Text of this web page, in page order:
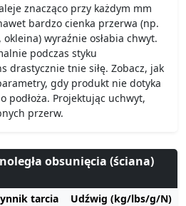
znacząco przy każdym mm
bardzo cienka przerwa (np.
wyraźnie osłabia chwyt.
podczas styku
drastycznie tnie siłę. Zobacz, jak
gdy produkt nie dotyka
podłoża. Projektując uchwyt,
przerw.
obsunięcia (ściana)
tarcia Udźwig (kg/lbs/g/N)